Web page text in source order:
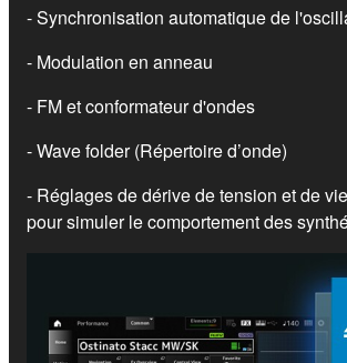
- Synchronisation automatique de
- Modulation en anneau
- FM et conformateur d'ondes
- Wave folder (Répertoire d’onde)
- Réglages de dérive de tension et de
pour simuler le comportement des